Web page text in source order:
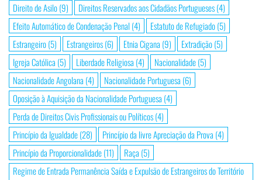
Direito de Asilo(9) Direitos Reservados aos Cidadãos Portugueses(4)
Efeito Automático de Condenação Penal (4) Estatuto de Refugiado(5)
Estrangeiro(5) Estrangeiros(6) Etnia Cigana (9) Extradição(5)
Igreja Católica (5) Liberdade Religiosa (4) Nacionalidade(5)
Nacionalidade Angolana (4) Nacionalidade Portuguesa (6)
Oposição à Aquisição da Nacionalidade Portuguesa (4)
Perda de Direitos Civis Profissionais ou Políticos(4)
Princípio da Igualdade(28) Princípio da livre Apreciação da Prova (4)
Princípio da Proporcionalidade(11) Raça (5)
Regime de Entrada Permanência Saída e Expulsão de Estrangeiros do Território